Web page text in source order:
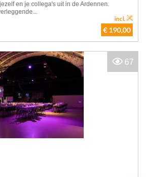
en je collega's uit in de Ardennen.
€ 190,00
incl.
67